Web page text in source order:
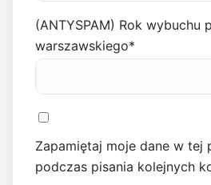
(ANTYSPAM) Rok wybuchu
warszawskiego*
Zapamiętaj moje dane w tej
podczas pisania kolejnych